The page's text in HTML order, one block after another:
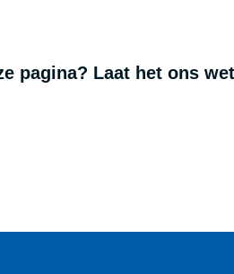
pagina? Laat het ons